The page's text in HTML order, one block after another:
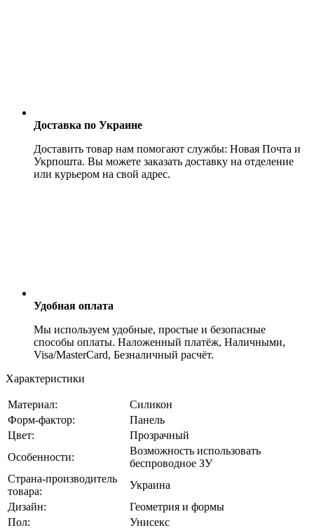
Доставка по Украине
Доставить товар нам помогают службы: Новая Почта и
Укрпошта. Вы можете заказать доставку на отделение
или курьером на свой адрес.
Удобная оплата
Мы используем удобные, простые и безопасные
способы оплаты. Наложенный платёж, Наличными,
Visa/MasterCard, Безналичный расчёт.
Характеристики
Материал:
Силикон
Форм-фактор:
Панель
Цвет:
Прозрачный
Особенности:
Возможность использовать
беспроводное ЗУ
Страна-производитель
товара:
Украина
Дизайн:
Геометрия и формы
Пол:
Унисекс